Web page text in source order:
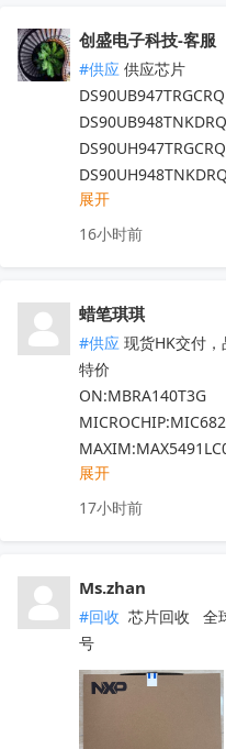
IRS2092STRPBF
CS3820EO
代理天微，贝岭，泰
晶源微，友达，UTC
深圳原装现货当天可
V:13544786707
Q:2581140881
收起
创盛电子科技-客服
#供应 供应芯片
DS83822IRHBR
DS250DF810ABVR
LM5101AMX
现货靓货！不容错过
展开
16小时前
蜡笔琪琪
#供应 现货HK交付
特价
ON:MBRA140T3G
ADI:ADP7182AUJZ-R7
其他PN可沟通确认
展开
17小时前
Ms.zhan
#回收 芯片回收   全
号